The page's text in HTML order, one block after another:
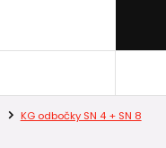
KG odbočky SN 4 + SN 8